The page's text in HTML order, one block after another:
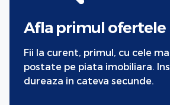
Afla primul ofertele
Fii la curent, primul, cu cele
postate pe piata imobiliara.
dureaza in cateva secunde.